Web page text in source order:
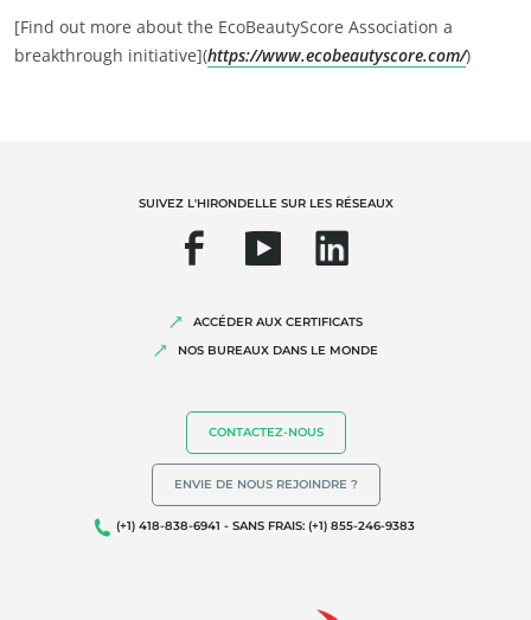
Agriculture durable
Qualité et securité alimentaire
[Find out more about the EcoBeautyScore Association a
breakthrough initiative](https://www.ecobeautyscore.com/)
SUIVEZ L'HIRONDELLE SUR LES RÉSEAUX
ACCÉDER AUX CERTIFICATS
NOS BUREAUX DANS LE MONDE
CONTACTEZ-NOUS
ENVIE DE NOUS REJOINDRE ?
(+1) 418-838-6941 - SANS FRAIS: (+1) 855-246-9383